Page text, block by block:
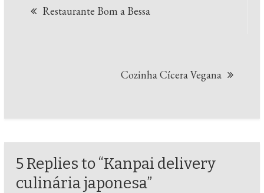
Restaurante Bom a Bessa
Cozinha Cícera Vegana
5 Replies to “Kanpai delivery
culinária japonesa”